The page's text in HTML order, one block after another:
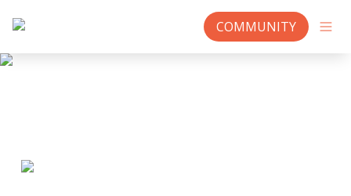
COMMUNITY